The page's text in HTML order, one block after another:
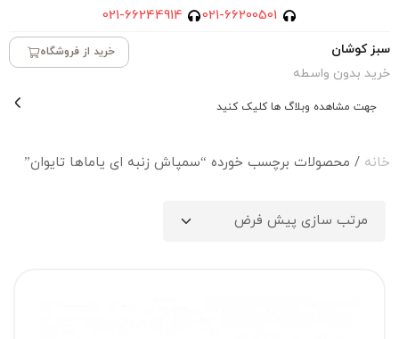
021-66200501
021-66244914
سبز کوشان خرید از فروشگاه
خرید بدون واسطه
جهت مشاهده وبلاگ ها کلیک کنید
خانه / محصولات برچسب خورده “سمپاش زنبه ای یاماها تایوان”